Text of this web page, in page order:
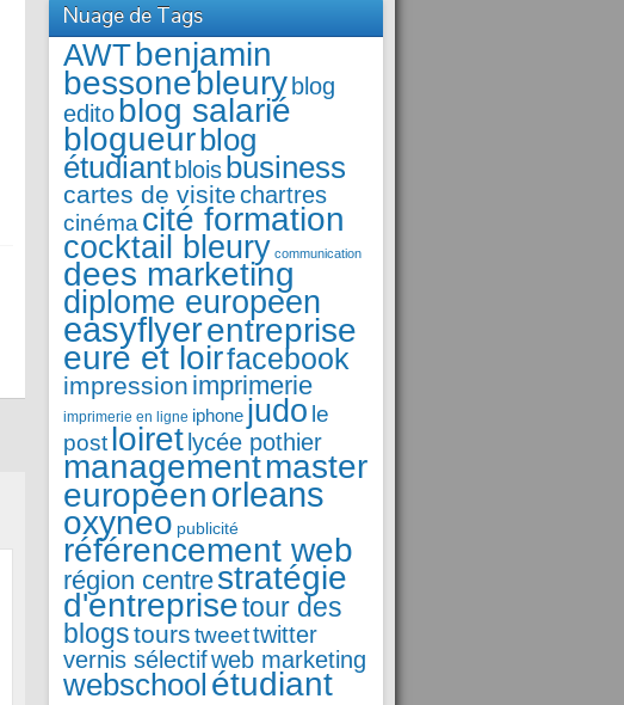
Nuage de Tags
AWTbenjamin
bessonebleury blog
editoblog salarié
blogueur blog
étudiant bloisbusiness
cartes de visitechartres
cinémacité formation
cocktail bleury communication
dees marketing
diplome europeen
easyflyerentreprise
eure et loirfacebook
impression imprimerie
imprimerie en ligne iphone judo le
postloiret lycée pothier
managementmaster
européenorleans
oxyneo publicité
référencement web
région centrestratégie
d'entreprisetour des
blogstourstweettwitter
vernis sélectifweb marketing
webschool étudiant